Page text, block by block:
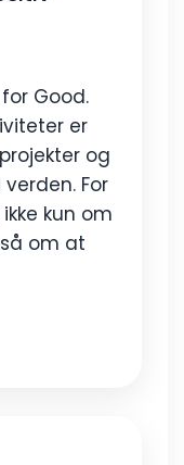
for Good.
er
og
For
kun om
om at